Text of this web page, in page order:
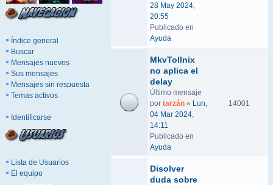
Índice general
Buscar
Mensajes nuevos
Sus mensajes
Mensajes sin respuesta
Temas activos
Identificarse
Lista de Usuarios
El equipo
28 May 2024,
20:55
Publicado en
Ayuda
MkvTollnix
no aplica el
delay
Último mensaje
por tarzán « Lun,
04 Mar 2024,
14:11
Publicado en
Ayuda
14001
Disolver
duda sobre